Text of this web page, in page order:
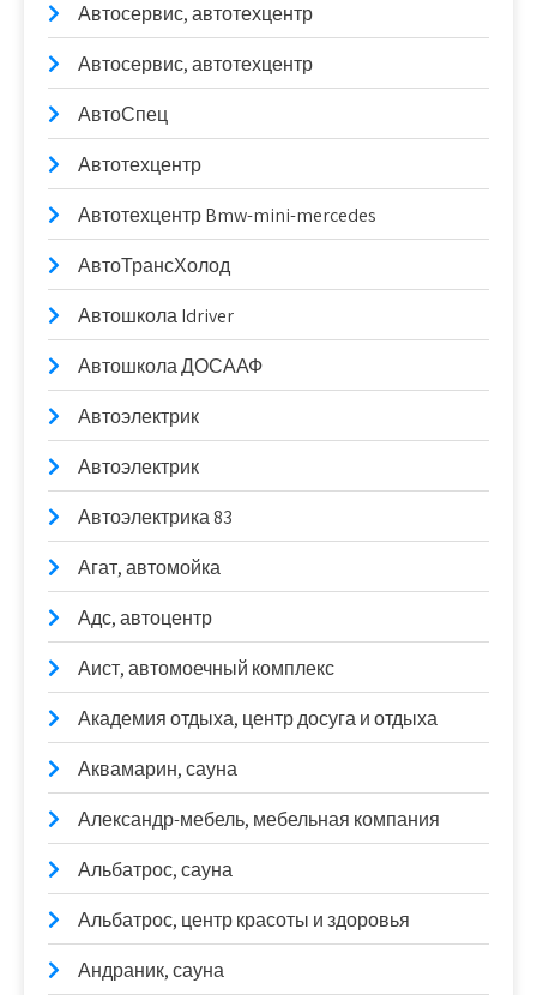
Автосервис, автотехцентр
Автосервис, автотехцентр
АвтоСпец
Автотехцентр
Автотехцентр Bmw-mini-mercedes
АвтоТрансХолод
Автошкола Idriver
Автошкола ДОСААФ
Автоэлектрик
Автоэлектрик
Автоэлектрика 83
Агат, автомойка
Адс, автоцентр
Аист, автомоечный комплекс
Академия отдыха, центр досуга и отдыха
Аквамарин, сауна
Александр-мебель, мебельная компания
Альбатрос, сауна
Альбатрос, центр красоты и здоровья
Андраник, сауна